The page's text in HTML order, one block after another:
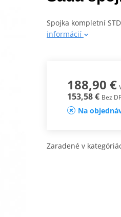
Spojka kompletní
informácií
188,90 €
153,58 € Bez
Na
Zaradené v